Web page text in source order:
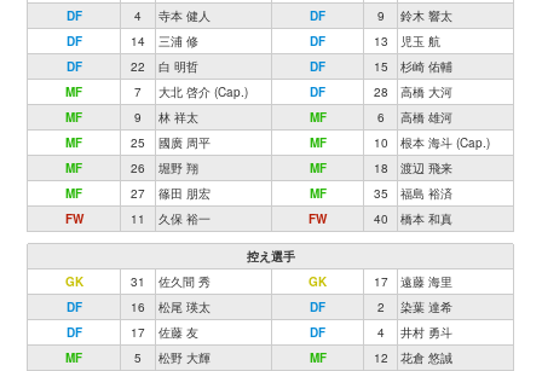
DF
4 寺本 健人 DF 9
鈴木 響太
DF
14 三浦 修 DF 13
児玉 航
DF
22 白 明哲 DF 15
杉崎 佑輔
MF
7 大北 啓介 (Cap.) DF 28
高橋 大河
MF
9 林 祥太 MF 6
高橋 雄河
MF
25 國廣 周平 MF 10
根本 海斗 (Cap.)
MF
26 堀野 翔 MF 18
渡辺 飛来
MF
27 篠田 朋宏 MF 35
福島 裕済
FW
11 久保 裕一 FW 40 橋本 和真
控え選手
GK
31 佐久間 秀 GK 17
遠藤 海里
DF
16 松尾 瑛太 DF 2
染葉 達希
DF
17 佐藤 友 DF 4
井村 勇斗
MF
5 松野 大輝 MF 12
花倉 悠誠